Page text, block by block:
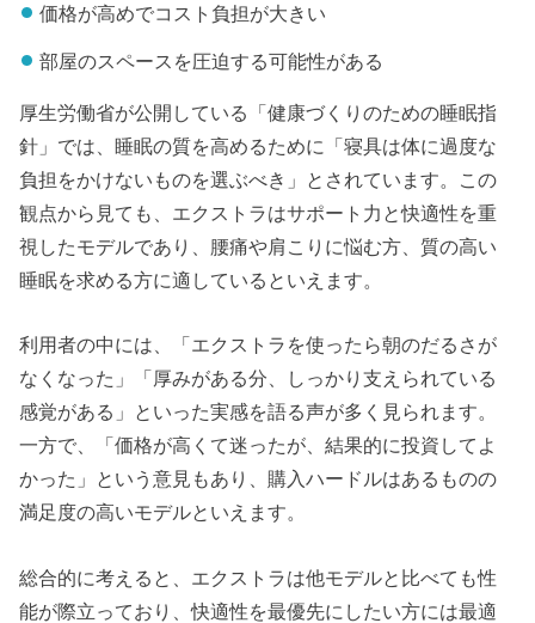
価格が高めでコスト負担が大きい
部屋のスペースを圧迫する可能性がある
厚生労働省が公開している「健康づくりのための睡眠指
針」では、睡眠の質を高めるために「寝具は体に過度な
負担をかけないものを選ぶべき」とされています。この
観点から見ても、エクストラはサポート力と快適性を重
視したモデルであり、腰痛や肩こりに悩む方、質の高い
睡眠を求める方に適しているといえます。
利用者の中には、「エクストラを使ったら朝のだるさが
なくなった」「厚みがある分、しっかり支えられている
感覚がある」といった実感を語る声が多く見られます。
一方で、「価格が高くて迷ったが、結果的に投資してよ
かった」という意見もあり、購入ハードルはあるものの
満足度の高いモデルといえます。
総合的に考えると、エクストラは他モデルと比べても性
能が際立っており、快適性を最優先にしたい方には最適